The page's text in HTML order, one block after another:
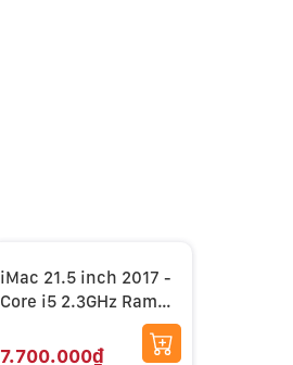
iMac 21.5 inch 2017 -
Core i5 2.3GHz Ram
Likenew
7.700.000₫